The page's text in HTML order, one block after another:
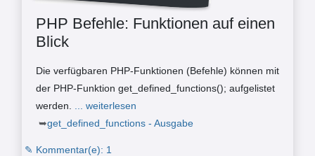
PHP Befehle: Funktionen auf einen
Blick
Die verfügbaren PHP-Funktionen (Befehle) können mit
der PHP-Funktion get_defined_functions(); aufgelistet
werden.
... weiterlesen
get_defined_functions - Ausgabe
✎ Kommentar(e): 1